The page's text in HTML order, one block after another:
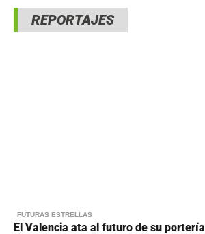
REPORTAJES
FUTURAS ESTRELLAS
El Valencia ata al futuro de su portería